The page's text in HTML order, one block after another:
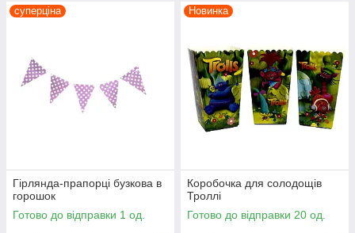
суперціна
Гірлянда-прапорці бузкова в
горошок
Готово до відправки 1 од.
Новинка
Коробочка для солодощів
Троллі
Готово до відправки 20 од.